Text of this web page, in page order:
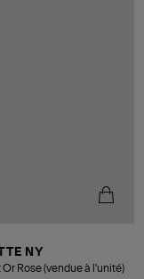
NY
Rose (vendue à l'unité)